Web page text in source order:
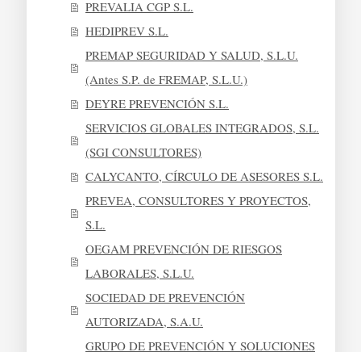
PREVALIA CGP S.L.
HEDIPREV S.L.
PREMAP SEGURIDAD Y SALUD, S.L.U.
(Antes S.P. de FREMAP, S.L.U.)
DEYRE PREVENCIÓN S.L.
SERVICIOS GLOBALES INTEGRADOS, S.L.
(SGI CONSULTORES)
CALYCANTO, CÍRCULO DE ASESORES S.L.
PREVEA, CONSULTORES Y PROYECTOS,
S.L.
OEGAM PREVENCIÓN DE RIESGOS
LABORALES, S.L.U.
SOCIEDAD DE PREVENCIÓN
AUTORIZADA, S.A.U.
GRUPO DE PREVENCIÓN Y SOLUCIONES